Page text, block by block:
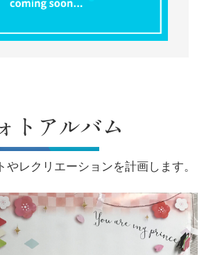
トアルバム
やレクリエーションを計画します。